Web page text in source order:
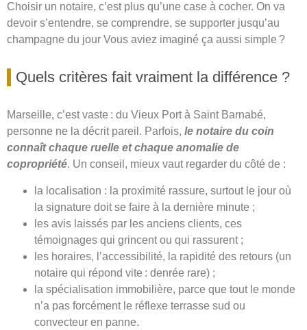
Choisir un notaire, c’est plus qu’une case à cocher. On va
devoir s’entendre, se comprendre, se supporter jusqu’au
champagne du jour Vous aviez imaginé ça aussi simple ?
Quels critères fait vraiment la différence ?
Marseille, c’est vaste : du Vieux Port à Saint Barnabé,
personne ne la décrit pareil. Parfois, le notaire du coin
connaît chaque ruelle et chaque anomalie de
copropriété. Un conseil, mieux vaut regarder du côté de :
la localisation : la proximité rassure, surtout le jour où
la signature doit se faire à la dernière minute ;
les avis laissés par les anciens clients, ces
témoignages qui grincent ou qui rassurent ;
les horaires, l’accessibilité, la rapidité des retours (un
notaire qui répond vite : denrée rare) ;
la spécialisation immobilière, parce que tout le monde
n’a pas forcément le réflexe terrasse sud ou
convecteur en panne.